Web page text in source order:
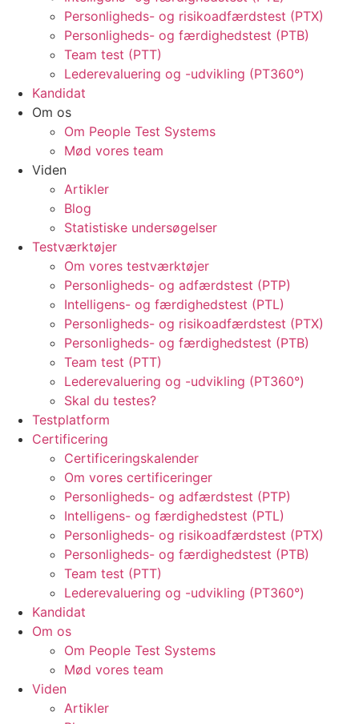
Personligheds- og risikoadfærdstest (PTX)
Personligheds- og færdighedstest (PTB)
Team test (PTT)
Lederevaluering og -udvikling (PT360°)
Kandidat
Om os
Om People Test Systems
Mød vores team
Viden
Artikler
Blog
Statistiske undersøgelser
Testværktøjer
Om vores testværktøjer
Personligheds- og adfærdstest (PTP)
Intelligens- og færdighedstest (PTL)
Personligheds- og risikoadfærdstest (PTX)
Personligheds- og færdighedstest (PTB)
Team test (PTT)
Lederevaluering og -udvikling (PT360°)
Skal du testes?
Testplatform
Certificering
Certificeringskalender
Om vores certificeringer
Personligheds- og adfærdstest (PTP)
Intelligens- og færdighedstest (PTL)
Personligheds- og risikoadfærdstest (PTX)
Personligheds- og færdighedstest (PTB)
Team test (PTT)
Lederevaluering og -udvikling (PT360°)
Kandidat
Om os
Om People Test Systems
Mød vores team
Viden
Artikler